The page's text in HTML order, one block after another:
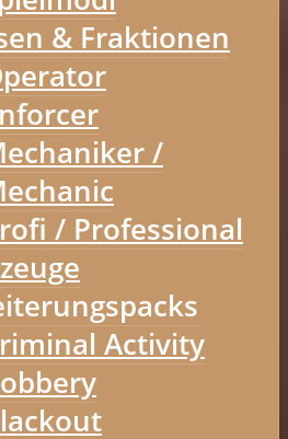
& Fraktionen
/
/ Professional
Activity